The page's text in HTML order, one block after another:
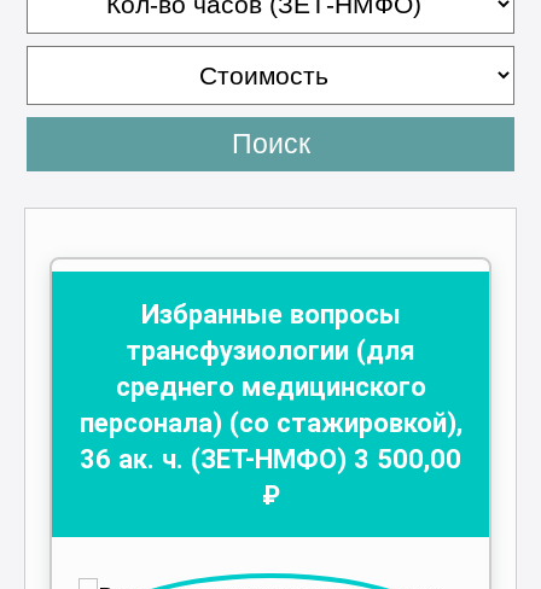
Поиск
Избранные вопросы
трансфузиологии (для
среднего медицинского
персонала) (со стажировкой),
36 ак. ч. (ЗЕТ-НМФО) 3 500,00
₽